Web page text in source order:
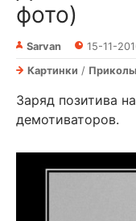
фото)
Sarvan 15-11-
Картинки / Приколы
Заряд позитива
демотиваторов.